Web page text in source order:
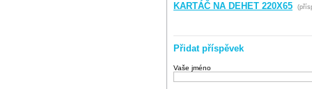
KARTÁČ NA DEHET 220X65
Přidat příspěvek
Vaše jméno